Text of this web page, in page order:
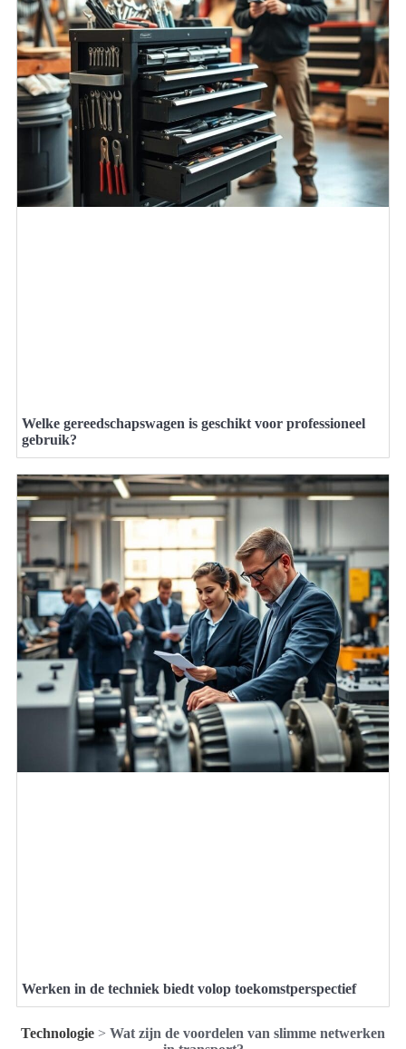
Welke gereedschapswagen is geschikt voor professioneel
gebruik?
Werken in de techniek biedt volop toekomstperspectief
Technologie > Wat zijn de voordelen van slimme netwerken